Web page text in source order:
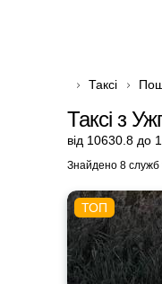
Таксі
Таксі з
від 10630.8 до
Знайдено 8 служб